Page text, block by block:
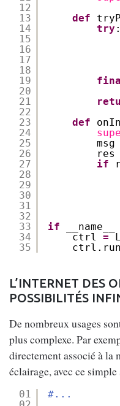
12
13
14
15
16
17
18
19
20
21
22
23
24
25
26
27
28
29
30
31
32
33
34
35
def
try :
def
msg
res
if
if
__name__
ctrl =
L’INTERNET DES
POSSIBILITÉS
De nombreux usages
plus complexe. Par
directement associé à la
éclairage, avec ce
01
#...